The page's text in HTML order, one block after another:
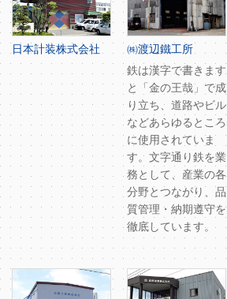
日本計装株式会社
㈱渡辺鐵工所
鉄は漢字で書きます
と「金の王哉」で成
り立ち、道路やビル
などあらゆるところ
に使用されていま
す。文字通り鉄を業
務として、産業の各
分野とつながり、品
質管理・納期遵守を
徹底しています。